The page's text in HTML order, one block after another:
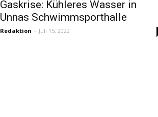
Gaskrise: Kühleres Wasser in
Unnas Schwimmsporthalle
Redaktion - Juli 15, 2022